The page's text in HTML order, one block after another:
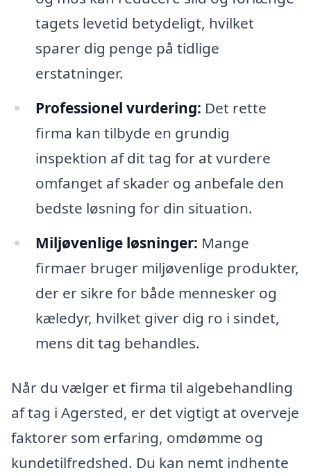
tagets levetid betydeligt, hvilket
sparer dig penge på tidlige
erstatninger.
Professionel vurdering: Det rette
firma kan tilbyde en grundig
inspektion af dit tag for at vurdere
omfanget af skader og anbefale den
bedste løsning for din situation.
Miljøvenlige løsninger: Mange
firmaer bruger miljøvenlige produkter,
der er sikre for både mennesker og
kæledyr, hvilket giver dig ro i sindet,
mens dit tag behandles.
Når du vælger et firma til algebehandling
af tag i Agersted, er det vigtigt at overveje
faktorer som erfaring, omdømme og
kundetilfredshed. Du kan nemt indhente